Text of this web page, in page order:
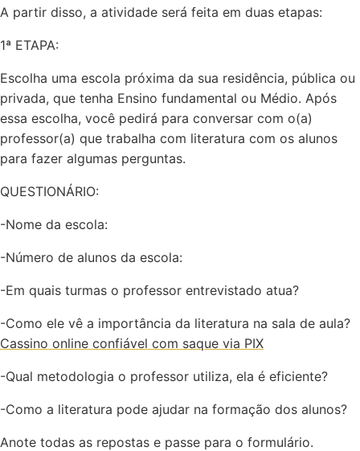
A partir disso, a atividade será feita em duas etapas:
1ª ETAPA:
Escolha uma escola próxima da sua residência, pública ou
privada, que tenha Ensino fundamental ou Médio. Após
essa escolha, você pedirá para conversar com o(a)
professor(a) que trabalha com literatura com os alunos
para fazer algumas perguntas.
QUESTIONÁRIO:
-Nome da escola:
-Número de alunos da escola:
-Em quais turmas o professor entrevistado atua?
-Como ele vê a importância da literatura na sala de aula?
Cassino online confiável com saque via PIX
-Qual metodologia o professor utiliza, ela é eficiente?
-Como a literatura pode ajudar na formação dos alunos?
Anote todas as repostas e passe para o formulário.